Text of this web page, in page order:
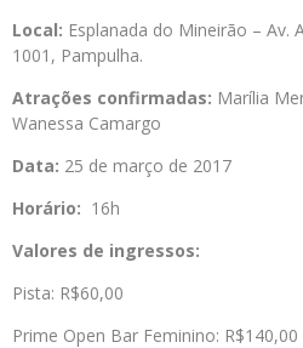
Local: Esplanada do Mineirão – Av.
1001, Pampulha.
Atrações confirmadas: Marília
Wanessa Camargo
Data: 25 de março de 2017
Horário: 16h
Valores de ingressos:
Pista: R$60,00
Prime Open Bar Feminino: